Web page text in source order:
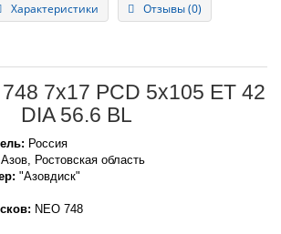
Характеристики Отзывы (0)
7x17 PCD 5x105 ET 42
DIA 56.6 BL
Россия
Ростовская область
"Азовдиск"
NEO 748